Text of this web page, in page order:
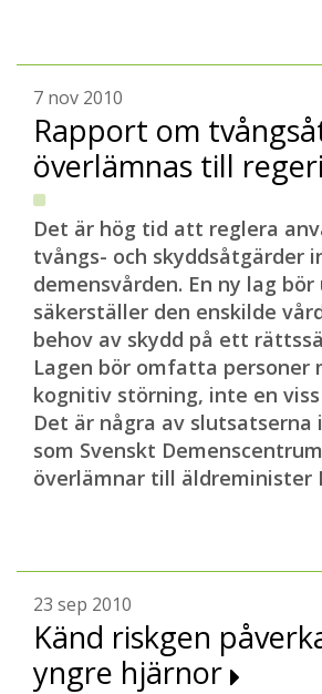
7 nov 2010
Rapport om
överlämnas till
Det är hög tid att reglera
tvångs- och skyddsåtgärder
demensvården. En ny lag
säkerställer den enskilde
behov av skydd på ett
Lagen bör omfatta personer
kognitiv störning, inte en
Det är några av slutsatserna
som Svenskt
överlämnar till äldreminister
23 sep 2010
Känd riskgen
yngre hjärnor